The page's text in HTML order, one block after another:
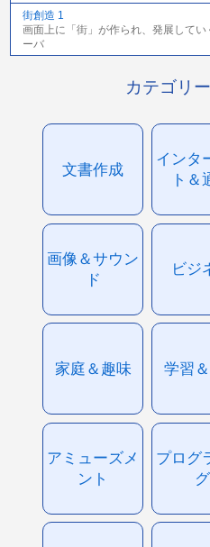
街創造 1
画面上に「街」が作られ、発展して
ーバ
カテゴリ
文書作成
インタ
ト＆
画像＆サウン
ド
ビジ
家庭＆趣味 学習
アミューズメ
ント
プログ
グ